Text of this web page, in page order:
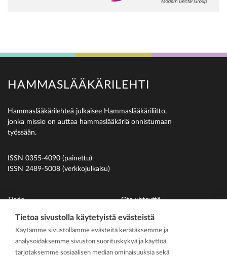
HAMMASLÄÄKÄRILEHTI
Hammaslääkärilehteä julkaisee Hammaslääkäriliitto,
jonka missio on auttaa hammaslääkäriä onnistumaan
työssään.
ISSN 0355-4090 (painettu)
ISSN 2489-5008 (verkkojulkaisu)
Tiede
Uutiset
Ihmiset
På svenska
Ota yhteyttä
Suomen Hammaslääkäriliitto
Tietoa sivustolla käytetyistä evästeistä
Käytämme sivustollamme evästeitä kerätäksemme ja
analysoidaksemme sivuston suorituskykyä ja käyttöä,
tarjotaksemme sosiaalisen median ominaisuuksia sekä